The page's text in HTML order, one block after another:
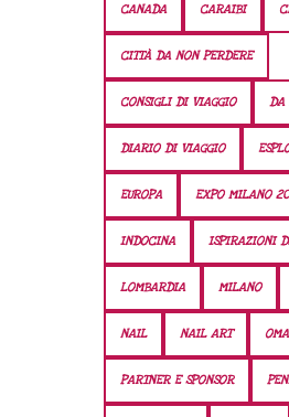
CANADA CARAIBI
CITTÀ DA NON PERDERE
CONSIGLI DI VIAGGIO DA
DIARIO DI VIAGGIO
EUROPA EXPO MILANO
INDOCINA ISPIRAZIONI
LOMBARDIA MILANO
NAIL NAIL ART
PARTNER E SPONSOR